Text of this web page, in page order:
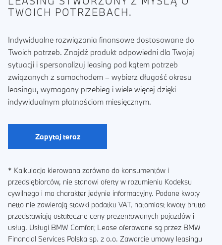
TWOICH POTRZEBACH.
Indywidualne rozwiązania finansowe dostosowane do
Twoich potrzeb. Znajdź produkt odpowiedni dla Twojej
sytuacji i spersonalizuj leasing pod kątem potrzeb
związanych z samochodem – wybierz długość okresu
leasingu, wymagany przebieg i wiele więcej dzięki
indywidualnym płatnościom miesięcznym.
Zapytaj teraz
* Kalkulacja kierowana zarówno do konsumentów i
przedsiębiorców, nie stanowi oferty w rozumieniu Kodeksu
cywilnego i ma charakter jedynie informacyjny. Podane kwoty
netto nie zawierają stawki podatku VAT, natomiast kwoty brutto
przedstawiają ostateczne ceny prezentowanych pojazdów i
usług. Usługi BMW Comfort Lease oferowane są przez BMW
Financial Services Polska sp. z o.o. Zawarcie umowy leasingu